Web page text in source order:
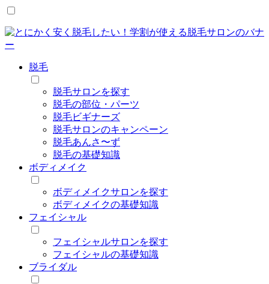
脱毛
脱毛サロンを探す
脱毛の部位・パーツ
脱毛ビギナーズ
脱毛サロンのキャンペーン
脱毛あんさ〜ず
脱毛の基礎知識
ボディメイク
ボディメイクサロンを探す
ボディメイクの基礎知識
フェイシャル
フェイシャルサロンを探す
フェイシャルの基礎知識
ブライダル